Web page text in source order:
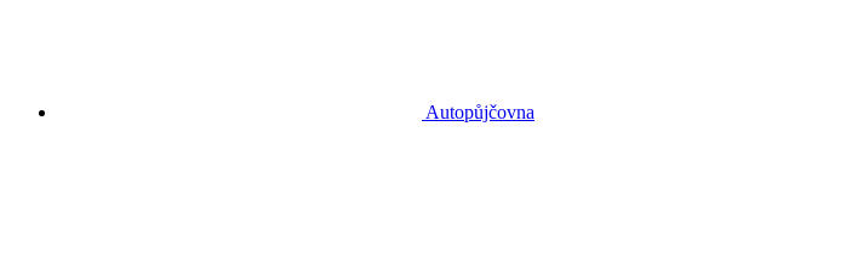
Autopůjčovna